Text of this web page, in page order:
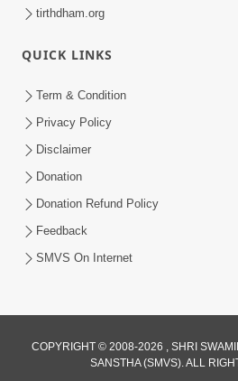
હરિ નવમીએ આટલું દ્રઢ કરી
Swaninarayan | SMVS |
Mar 27, 2023
tirthdham.org
QUICK LINKS
Term & Condition
Privacy Policy
Disclaimer
Donation
Donation Refund Policy
Feedback
SMVS On Internet
COPYRIGHT © 2008-2026 , SHRI
SANSTHA (SMVS). ALL